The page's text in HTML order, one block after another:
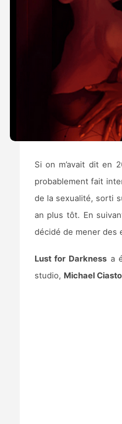
Si on m’avait dit en
probablement fait
de la sexualité, sorti
an plus tôt. En
décidé de mener des
Lust for Darkness a
studio, Michael